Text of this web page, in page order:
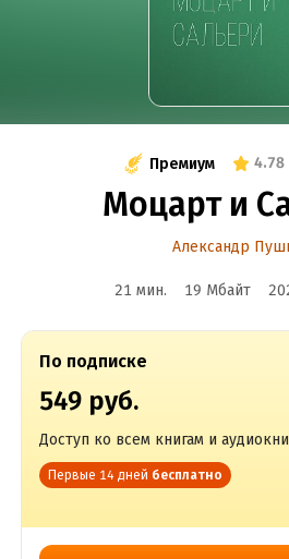
Премиум 4.78
Моцарт и
Александр
21 мин. 19 Мбайт
По подписке
549 руб.
Доступ ко всем книгам и
Первые 14 дней бесплатно